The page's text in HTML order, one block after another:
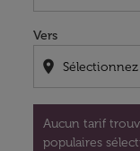
Vers
location_on
Aucun tarif
populaires